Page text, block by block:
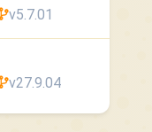
v5.7.01
v27.9.04